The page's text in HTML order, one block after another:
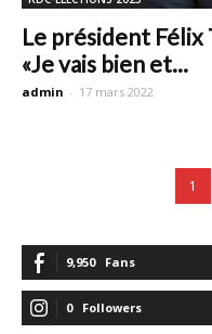
Le président Félix
«Je vais bien et...
admin - 17 mars 2022
1
9,950 Fans
0 Followers